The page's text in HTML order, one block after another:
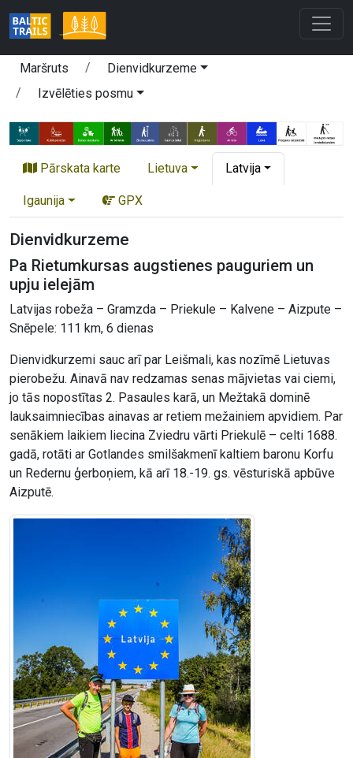
Maršruts
Dienvidkurzeme
Izvēlēties posmu
Pārskata karte Lietuva Latvija
Igaunija GPX
Dienvidkurzeme
Pa Rietumkursas augstienes pauguriem un
upju ielejām
Latvijas robeža – Gramzda – Priekule – Kalvene – Aizpute –
Snēpele: 111 km, 6 dienas
Dienvidkurzemi sauc arī par Leišmali, kas nozīmē Lietuvas
pierobežu. Ainavā nav redzamas senas mājvietas vai ciemi,
jo tās nopostītas 2. Pasaules karā, un Mežtakā dominē
lauksaimniecības ainavas ar retiem mežainiem apvidiem. Par
senākiem laikiem liecina Zviedru vārti Priekulē – celti 1688.
gadā, rotāti ar Gotlandes smilšakmenī kaltiem baronu Korfu
un Redernu ģerboņiem, kā arī 18.-19. gs. vēsturiskā apbūve
Aizputē.